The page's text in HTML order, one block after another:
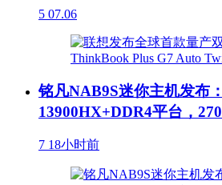
5 07.06
铭凡NAB9S迷你主机发布
13900HX+DDR4平台，
7 18小时前